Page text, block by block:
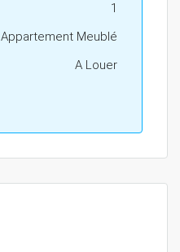
1
Appartement Meublé
A Louer